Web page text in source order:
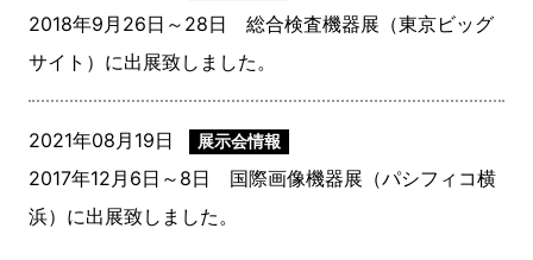
2018年9月26日～28日 総合検査機器展（東京ビッグ
サイト）に出展致しました。
2021年08月19日 展示会情報
2017年12月6日～8日 国際画像機器展（パシフィコ横
浜）に出展致しました。